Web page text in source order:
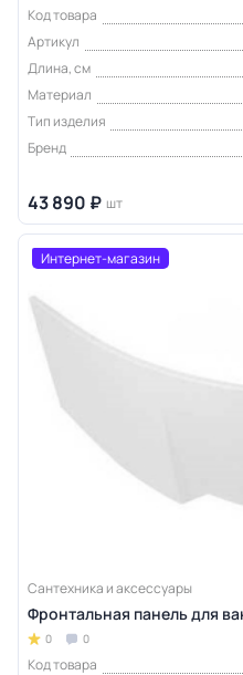
Код товара
Артикул
Длина, см
Материал
Тип изделия
Бренд
43 890 ₽ шт
Интернет-магазин
Сантехника и аксессуары
Фронтальная панель для
0 0
Код товара